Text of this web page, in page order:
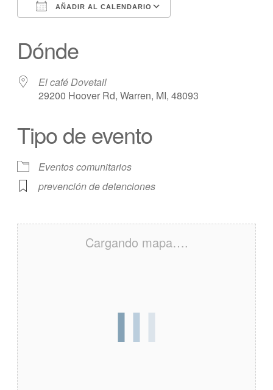
AÑADIR AL CALENDARIO
Dónde
El café Dovetail
29200 Hoover Rd, Warren, MI, 48093
Tipo de evento
Eventos comunitarios
prevención de detenciones
Cargando mapa….